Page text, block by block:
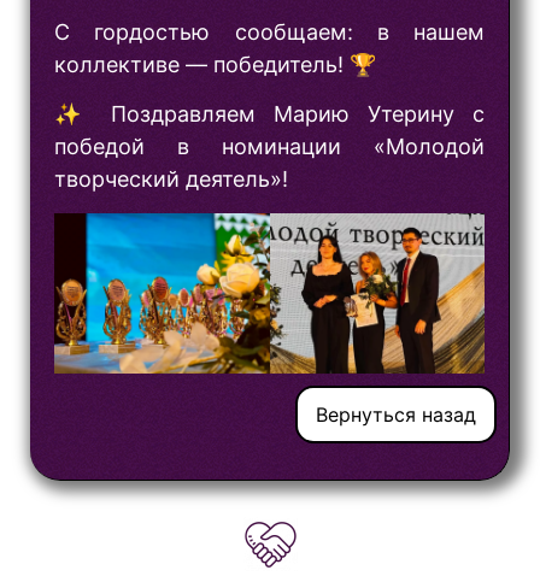
С гордостью сообщаем: в нашем
коллективе — победитель! 🏆
✨ Поздравляем Марию Утерину с
победой в номинации «Молодой
творческий деятель»!
Вернуться назад